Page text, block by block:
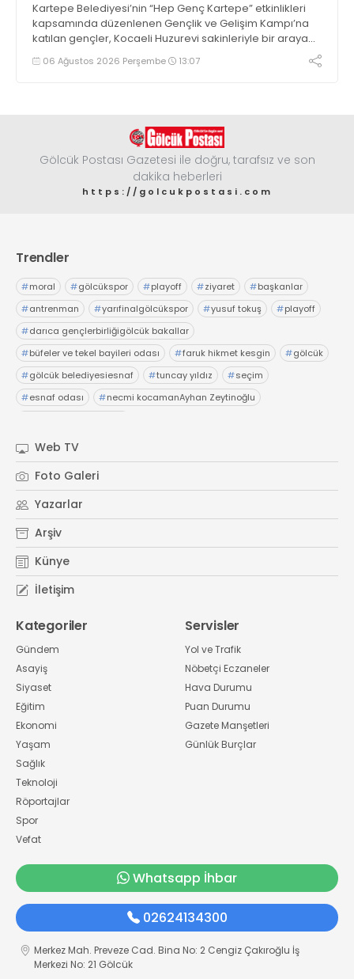
Kartepe Belediyesi’nin “Hep Genç Kartepe” etkinlikleri
kapsamında düzenlenen Gençlik ve Gelişim Kampı’na
katılan gençler, Kocaeli Huzurevi sakinleriyle bir araya
geldi06 Ağustos 2026 Perşembe 13:07
Gölcük Postası Gazetesi ile doğru, tarafsız ve son
dakika heberleri
https://golcukpostasi.com
Trendler
#moral #gölcükspor #playoff #ziyaret #başkanlar
#antrenman #yarıfinalgölcükspor #yusuf tokuş #playoff
#darıca gençlerbirliğigölcük bakallar
#büfeler ve tekel bayileri odası #faruk hikmet kesgin #gölcük
#gölcük belediyesiesnaf #tuncay yıldız #seçim
#esnaf odası #necmi kocamanAyhan Zeytinoğlu
Web TV
Foto Galeri
Yazarlar
Arşiv
Künye
İletişim
Kategoriler
Gündem
Asayiş
Siyaset
Eğitim
Ekonomi
Yaşam
Sağlık
Teknoloji
Röportajlar
Spor
Vefat
Servisler
Yol ve Trafik
Nöbetçi Eczaneler
Hava Durumu
Puan Durumu
Gazete Manşetleri
Günlük Burçlar
Whatsapp İhbar
02624134300
Merkez Mah. Preveze Cad. Bina No: 2 Cengiz Çakıroğlu İş
Merkezi No: 21 Gölcük